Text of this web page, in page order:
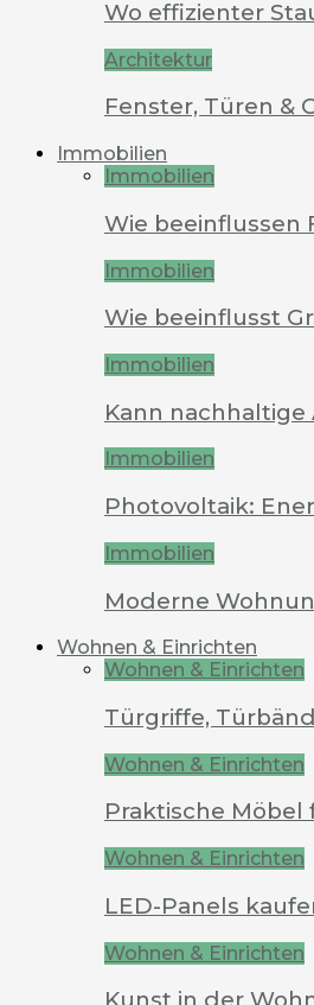
Wo effizienter
Architektur
Fenster, Türen &
Immobilien
Immobilien
Wie beeinflussen
Immobilien
Wie beeinflusst
Immobilien
Kann
Immobilien
Photovoltaik:
Immobilien
Moderne
Wohnen & Einrichten
Wohnen & Einrichten
Türgriffe,
Wohnen & Einrichten
Praktische
Wohnen & Einrichten
LED-Panels
Wohnen & Einrichten